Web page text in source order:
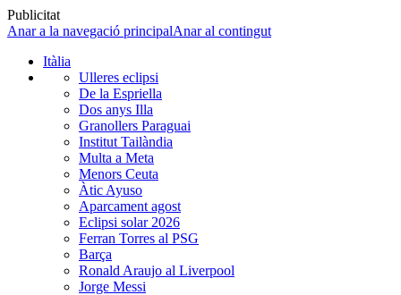
Publicitat
Anar a la navegació principalAnar al contingut
Itàlia
Ulleres eclipsi
De la Espriella
Dos anys Illa
Granollers Paraguai
Institut Tailàndia
Multa a Meta
Menors Ceuta
Àtic Ayuso
Aparcament agost
Eclipsi solar 2026
Ferran Torres al PSG
Barça
Ronald Araujo al Liverpool
Jorge Messi